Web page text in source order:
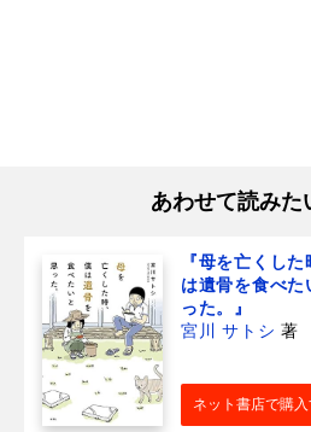
あわせて読みた
『母を亡くした
は遺骨を食べた
った。』
宮川 サトシ 著
ネット書店で購入